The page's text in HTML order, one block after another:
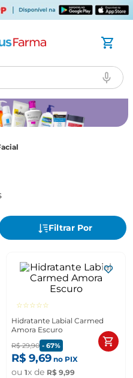
facial
☆☆☆☆☆
Hidratante Labial Carmed
Amora Escuro
R$ 29,90 - 67%
R$ 9,69 no PIX
ou 1x de R$ 9,99